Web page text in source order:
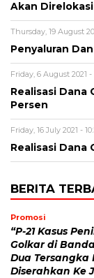
Akan
Thursday, 19 August
Penyaluran
Friday, 6 August 2021 -
Realisasi Dana
Persen
Friday, 16 July 2021 -
Realisasi Dana
BERITA
Promosi
“P-21 Kasus
Golkar di
Dua
Diserahkan Ke